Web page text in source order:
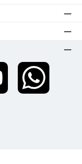
WhatsApp